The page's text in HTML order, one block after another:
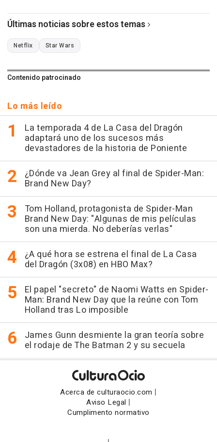
Últimas noticias sobre estos temas
Netflix Star Wars
Contenido patrocinado
Lo más leído
La temporada 4 de La Casa del Dragón
adaptará uno de los sucesos más
devastadores de la historia de Poniente
¿Dónde va Jean Grey al final de Spider-Man:
Brand New Day?
Tom Holland, protagonista de Spider-Man
Brand New Day: "Algunas de mis películas
son una mierda. No deberías verlas"
¿A qué hora se estrena el final de La Casa
del Dragón (3x08) en HBO Max?
El papel "secreto" de Naomi Watts en Spider-
Man: Brand New Day que la reúne con Tom
Holland tras Lo imposible
James Gunn desmiente la gran teoría sobre
el rodaje de The Batman 2 y su secuela
Acerca de culturaocio.com |
Aviso Legal |
Cumplimento normativo